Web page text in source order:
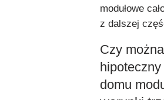
modułowe
z dalszej
Czy
domu